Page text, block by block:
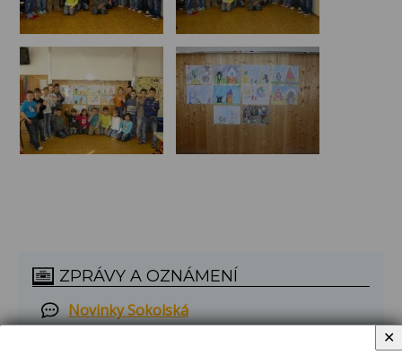
ZPRÁVY A OZNÁMENÍ
Novinky Sokolská
✕